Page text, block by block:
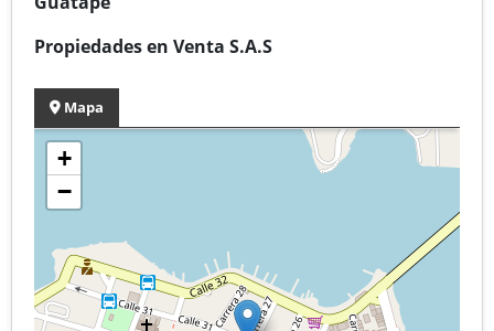
Propiedades en Venta S.A.S
Mapa
+
−